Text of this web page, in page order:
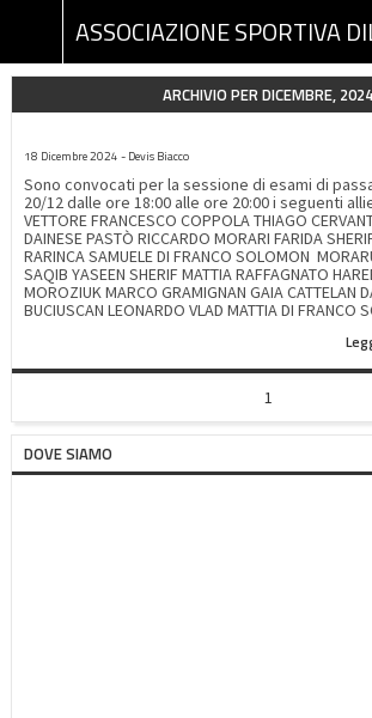
ARCHIVIO PER DICEMBRE, 2024
18 Dicembre 2024 - Devis Biacco
Sono convocati per la sessione di esami di
20/12 dalle ore 18:00 alle ore 20:00 i seguenti
VETTORE FRANCESCO COPPOLA THIAGO
DAINESE PASTÒ RICCARDO MORARI FARIDA
RARINCA SAMUELE DI FRANCO SOLOMON
SAQIB YASEEN SHERIF MATTIA RAFFAGNATO
MOROZIUK MARCO GRAMIGNAN GAIA CATTELAN
BUCIUSCAN LEONARDO VLAD MATTIA DI FRANCO
1
DOVE SIAMO